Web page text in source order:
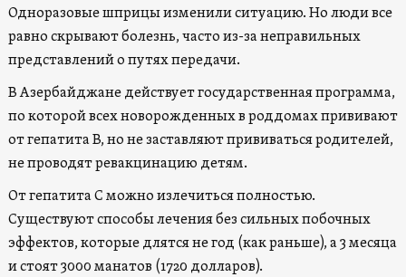
Одноразовые шприцы изменили ситуацию. Но люди все
равно скрывают болезнь, часто из-за неправильных
представлений о путях передачи.
В Азербайджане действует государственная программа,
по которой всех новорожденных в роддомах прививают
от гепатита В, но не заставляют прививаться родителей,
не проводят ревакцинацию детям.
От гепатита С можно излечиться полностью.
Существуют способы лечения без сильных побочных
эффектов, которые длятся не год (как раньше), а 3 месяца
и стоят 3000 манатов (1720 долларов).